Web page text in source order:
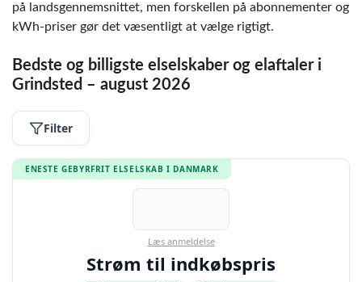
på landsgennemsnittet, men forskellen på abonnementer og
kWh-priser gør det væsentligt at vælge rigtigt.
Bedste og billigste elselskaber og elaftaler i
Grindsted – august 2026
Filter
ENESTE GEBYRFRIT ELSELSKAB I DANMARK
Læs anmeldelse
Strøm til indkøbspris